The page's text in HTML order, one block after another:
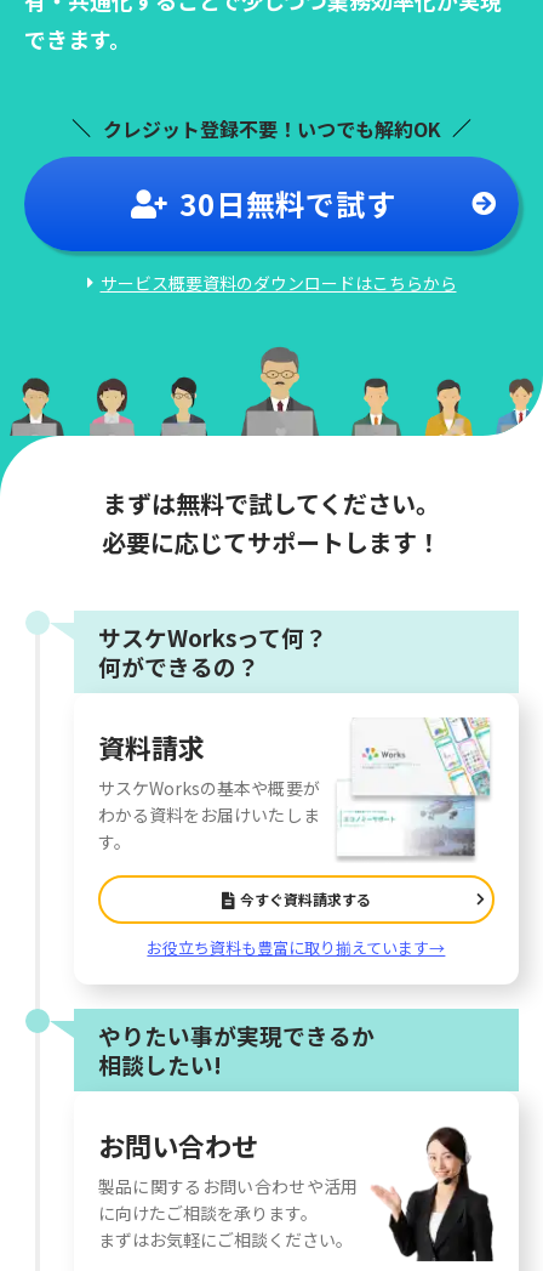
できます。
クレジット登録不要！いつでも解約OK
30日無料で試す
サービス概要資料のダウンロードはこちらから
まずは無料で試してください。
必要に応じてサポートします！
サスケWorksって何？
何ができるの？
資料請求
サスケWorksの基本や概要が
わかる資料をお届けいたしま
す。
今すぐ資料請求する
お役立ち資料も豊富に取り揃えています→
やりたい事が実現できるか
相談したい!
お問い合わせ
製品に関するお問い合わせや活用
に向けたご相談を承ります。
まずはお気軽にご相談ください。